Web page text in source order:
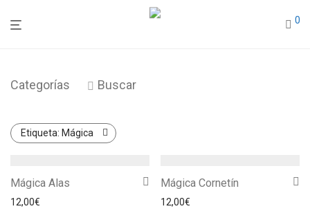
0
Categorías Buscar
Etiqueta: Mágica
Mágica Alas
12,00€
Mágica Cornetín
12,00€